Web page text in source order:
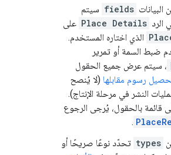
fields سيتم
الرد Place Details على
الذي اختاره المستخدم.
ضبط السمة أو تمرير
، سيتم عرض جميع الحقول
رسوم مقابلها (لا يُنصح
النشر في مرحلة الإنتاج).
قائمة بالحقول، يُرجى الرجوع
.
types تحدّد نوعًا صريحًا أو